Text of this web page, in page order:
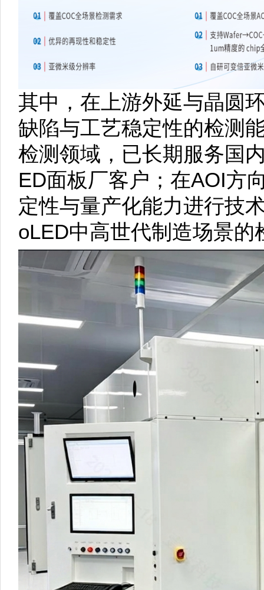
其中，在上游外延与晶圆
缺陷与工艺稳定性的检测
检测领域，已长期服务国
ED面板厂客户；在AOI方
定性与量产化能力进行技
oLED中高世代制造场景的